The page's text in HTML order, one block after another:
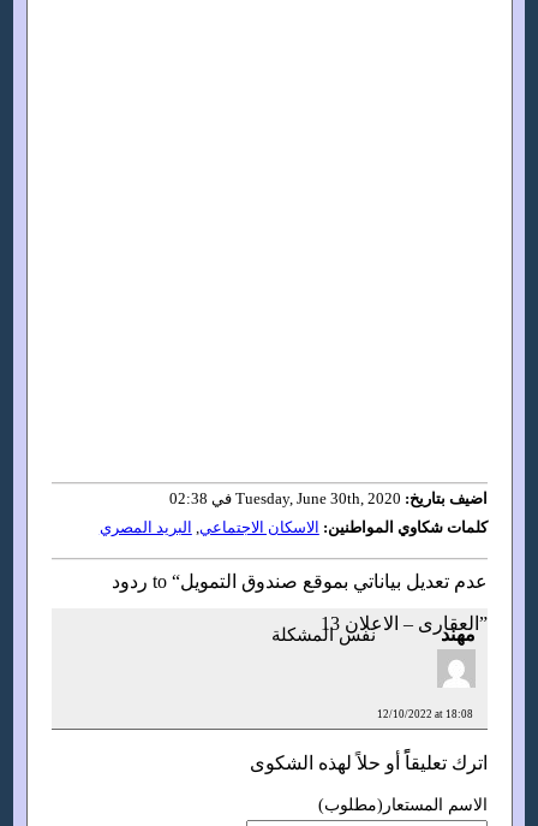
اضيف بتاريخ:
كلمات شكاوي المواطنين: الاسكان الاجتماعي, البريد المصري
ردود to “عدم تعديل بياناتي بموقع صندوق التمويل
العقارى – الاعلان 13”
مهند
12/10/2022 at 18:08
نفس المشكلة
اترك تعليقاًً أو حلاً لهذه الشكوى
الاسم المستعار(مطلوب)